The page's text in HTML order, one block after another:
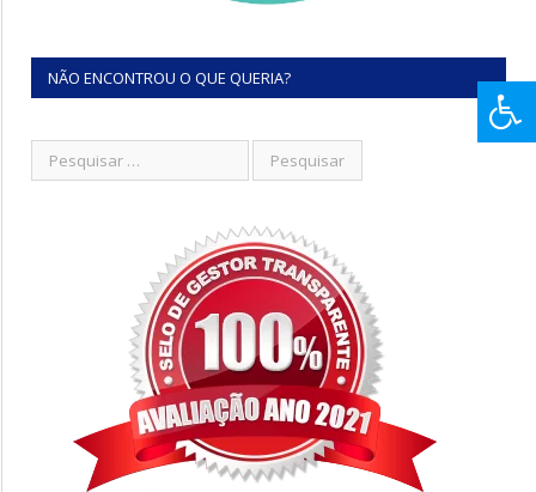
NÃO ENCONTROU O QUE QUERIA?